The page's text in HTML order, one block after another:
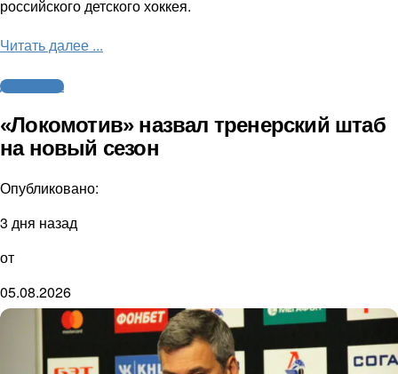
российского детского хоккея.
Читать далее ...
Другие виды
«Локомотив» назвал тренерский штаб
на новый сезон
Опубликовано:
3 дня назад
от
05.08.2026